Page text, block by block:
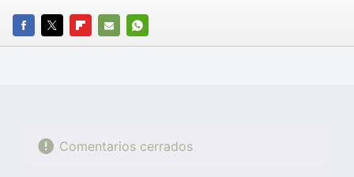
FACEBOOK
TWITTERFLIPBOARD
E-
WHATSAPP
Comentarios cerrados